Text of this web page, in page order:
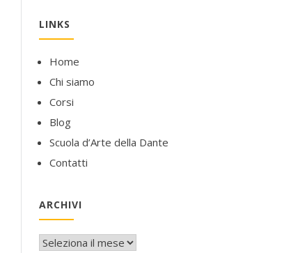
LINKS
Home
Chi siamo
Corsi
Blog
Scuola d’Arte della Dante
Contatti
ARCHIVI
Archivi